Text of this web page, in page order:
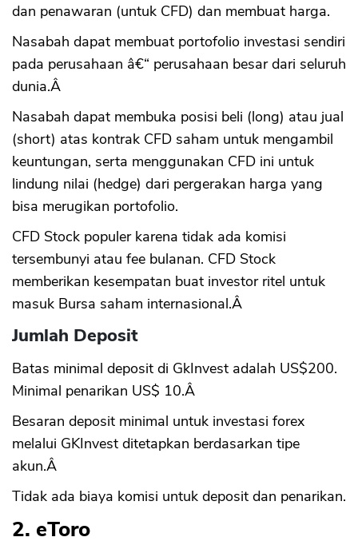
dan penawaran (untuk CFD) dan membuat harga.
Nasabah dapat membuat portofolio investasi sendiri
pada perusahaan â€“ perusahaan besar dari seluruh
dunia.Â
Nasabah dapat membuka posisi beli (long) atau jual
(short) atas kontrak CFD saham untuk mengambil
keuntungan, serta menggunakan CFD ini untuk
lindung nilai (hedge) dari pergerakan harga yang
bisa merugikan portofolio.
CFD Stock populer karena tidak ada komisi
tersembunyi atau fee bulanan. CFD Stock
memberikan kesempatan buat investor ritel untuk
masuk Bursa saham internasional.Â
Jumlah Deposit
Batas minimal deposit di GkInvest adalah US$200.
Minimal penarikan US$ 10.Â
Besaran deposit minimal untuk investasi forex
melalui GKInvest ditetapkan berdasarkan tipe
akun.Â
Tidak ada biaya komisi untuk deposit dan penarikan.
2. eToro